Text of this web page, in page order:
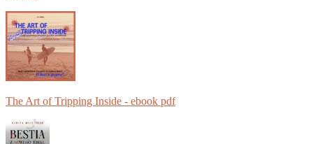
The Art of Tripping Inside - ebook pdf